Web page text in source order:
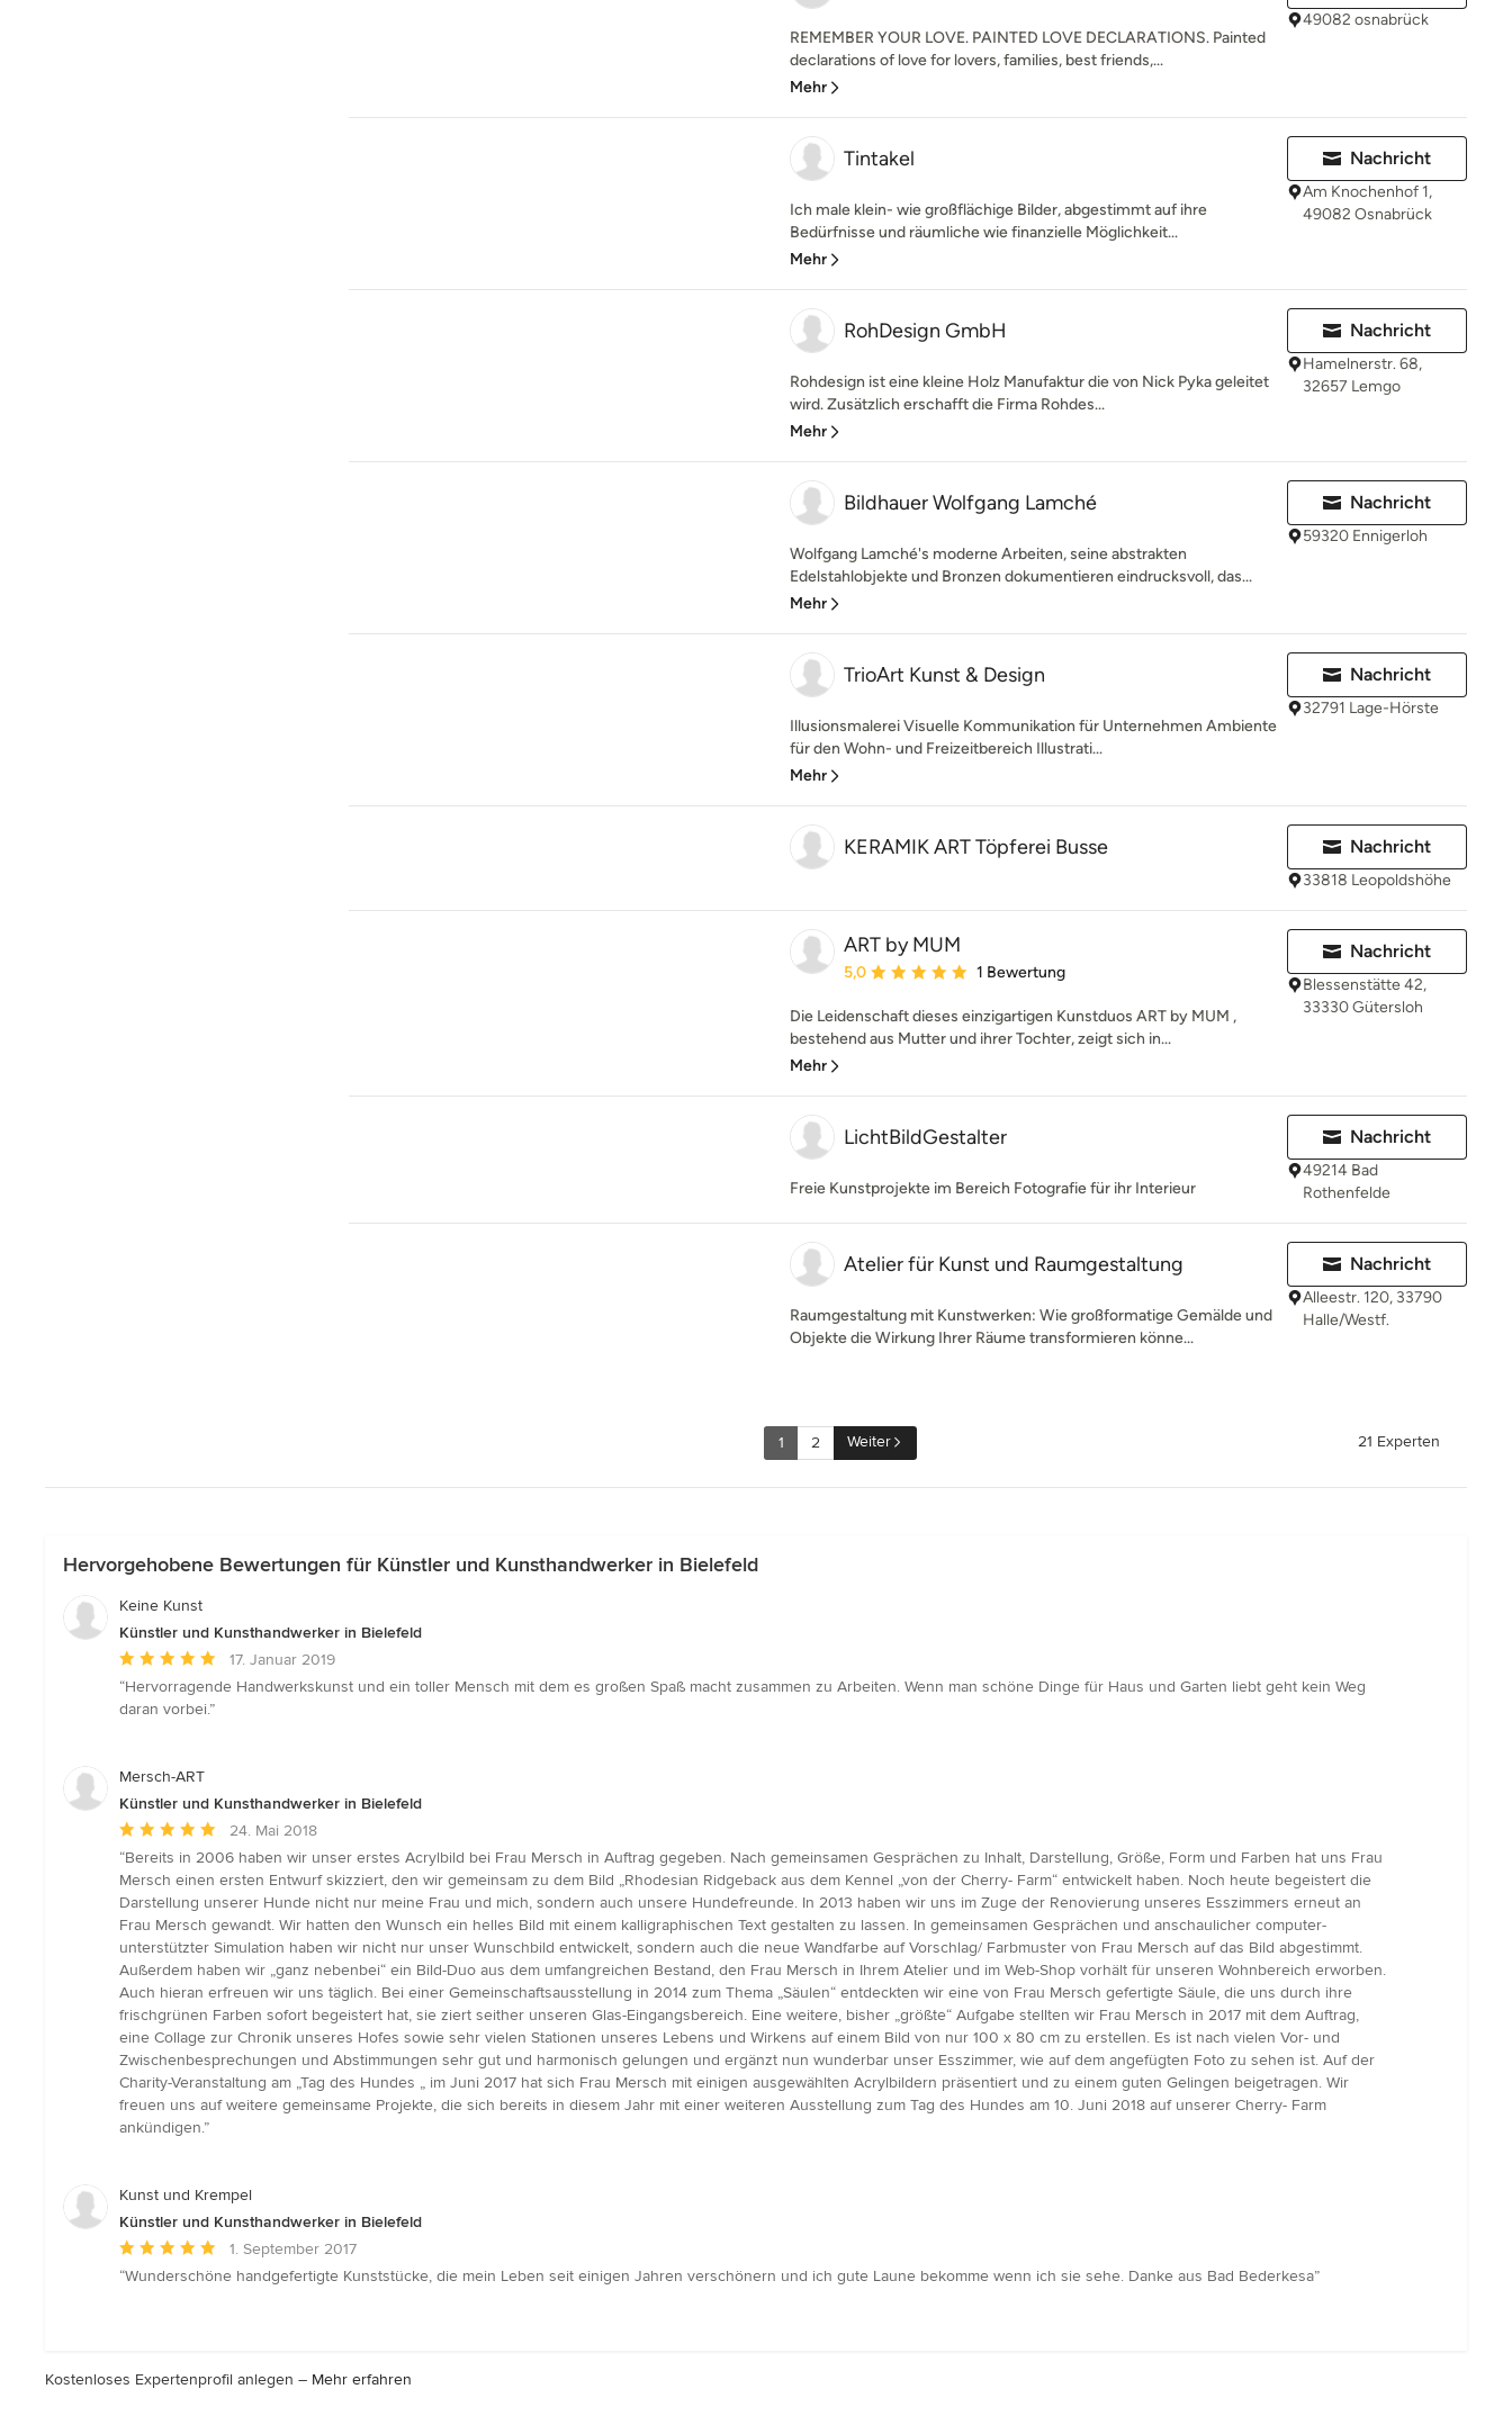
REMEMBER YOUR LOVE. PAINTED LOVE DECLARATIONS. Painted
declarations of love for lovers, families, best friends,...
Mehr
49082 osnabrück
Tintakel
Ich male klein- wie großflächige Bilder, abgestimmt auf ihre
Bedürfnisse und räumliche wie finanzielle Möglichkeit...
Mehr
Nachricht
Am Knochenhof 1,
49082 Osnabrück
RohDesign GmbH
Rohdesign ist eine kleine Holz Manufaktur die von Nick Pyka geleitet
wird. Zusätzlich erschafft die Firma Rohdes...
Mehr
Nachricht
Hamelnerstr. 68,
32657 Lemgo
Bildhauer Wolfgang Lamché
Wolfgang Lamché's moderne Arbeiten, seine abstrakten
Edelstahlobjekte und Bronzen dokumentieren eindrucksvoll, das...
Mehr
Nachricht
59320 Ennigerloh
TrioArt Kunst & Design
Illusionsmalerei Visuelle Kommunikation für Unternehmen Ambiente
für den Wohn- und Freizeitbereich Illustrati...
Mehr
Nachricht
32791 Lage-Hörste
KERAMIK ART Töpferei Busse Nachricht
33818 Leopoldshöhe
ART by MUM
Durchschnittliche Bewertung: 5 von 5 Sternen
5,0 1 Bewertung
Die Leidenschaft dieses einzigartigen Kunstduos ART by MUM ,
bestehend aus Mutter und ihrer Tochter, zeigt sich in...
Mehr
Nachricht
Blessenstätte 42,
33330 Gütersloh
LichtBildGestalter
Freie Kunstprojekte im Bereich Fotografie für ihr Interieur
Nachricht
49214 Bad
Rothenfelde
Atelier für Kunst und Raumgestaltung
Raumgestaltung mit Kunstwerken: Wie großformatige Gemälde und
Objekte die Wirkung Ihrer Räume transformieren könne...
Nachricht
Alleestr. 120, 33790
Halle/Westf.
1 2 Weiter 21 Experten
Hervorgehobene Bewertungen für Künstler und Kunsthandwerker in Bielefeld
Keine Kunst
Künstler und Kunsthandwerker in Bielefeld
Durchschnittliche
Bewertung:
5
Sternen
17. Januar 2019
“Hervorragende Handwerkskunst und ein toller Mensch mit dem es großen Spaß macht zusammen zu Arbeiten. Wenn man schöne Dinge für Haus und Garten liebt geht kein Weg
daran vorbei.”
Mersch-ART
Künstler und Kunsthandwerker in Bielefeld
Durchschnittliche
Bewertung:
5
von
5
Sternen
24. Mai 2018
“Bereits in 2006 haben wir unser erstes Acrylbild bei Frau Mersch in Auftrag gegeben. Nach gemeinsamen Gesprächen zu Inhalt, Darstellung, Größe, Form und Farben hat uns Frau
Mersch einen ersten Entwurf skizziert, den wir gemeinsam zu dem Bild „Rhodesian Ridgeback aus dem Kennel „von der Cherry- Farm“ entwickelt haben. Noch heute begeistert die
Darstellung unserer Hunde nicht nur meine Frau und mich, sondern auch unsere Hundefreunde. In 2013 haben wir uns im Zuge der Renovierung unseres Esszimmers erneut an
Frau Mersch gewandt. Wir hatten den Wunsch ein helles Bild mit einem kalligraphischen Text gestalten zu lassen. In gemeinsamen Gesprächen und anschaulicher computer-
unterstützter Simulation haben wir nicht nur unser Wunschbild entwickelt, sondern auch die neue Wandfarbe auf Vorschlag/ Farbmuster von Frau Mersch auf das Bild abgestimmt.
Außerdem haben wir „ganz nebenbei“ ein Bild-Duo aus dem umfangreichen Bestand, den Frau Mersch in Ihrem Atelier und im Web-Shop vorhält für unseren Wohnbereich erworben.
Auch hieran erfreuen wir uns täglich. Bei einer Gemeinschaftsausstellung in 2014 zum Thema „Säulen“ entdeckten wir eine von Frau Mersch gefertigte Säule, die uns durch ihre
frischgrünen Farben sofort begeistert hat, sie ziert seither unseren Glas-Eingangsbereich. Eine weitere, bisher „größte“ Aufgabe stellten wir Frau Mersch in 2017 mit dem Auftrag,
eine Collage zur Chronik unseres Hofes sowie sehr vielen Stationen unseres Lebens und Wirkens auf einem Bild von nur 100 x 80 cm zu erstellen. Es ist nach vielen Vor- und
Zwischenbesprechungen und Abstimmungen sehr gut und harmonisch gelungen und ergänzt nun wunderbar unser Esszimmer, wie auf dem angefügten Foto zu sehen ist. Auf der
Charity-Veranstaltung am „Tag des Hundes „ im Juni 2017 hat sich Frau Mersch mit einigen ausgewählten Acrylbildern präsentiert und zu einem guten Gelingen beigetragen. Wir
freuen uns auf weitere gemeinsame Projekte, die sich bereits in diesem Jahr mit einer weiteren Ausstellung zum Tag des Hundes am 10. Juni 2018 auf unserer Cherry- Farm
ankündigen.”
Kunst und Krempel
Künstler und Kunsthandwerker in Bielefeld
Durchschnittliche
Bewertung:
1. September 2017
“Wunderschöne handgefertigte Kunststücke, die mein Leben seit einigen Jahren verschönern und ich gute Laune bekomme wenn ich sie sehe. Danke aus Bad Bederkesa”
Kostenloses Expertenprofil anlegen – Mehr erfahren